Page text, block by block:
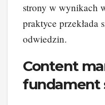
strony w wynikach
praktyce przekłada
odwiedzin.
Content
fundament